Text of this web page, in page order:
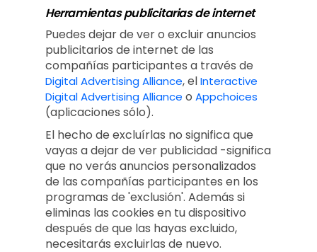
Herramientas publicitarias de internet
Puedes dejar de ver o excluir anuncios
publicitarios de internet de las
compañías participantes a través de
Digital Advertising Alliance, elInteractive
Digital Advertising Alliance o Appchoices
(aplicaciones sólo).
El hecho de excluírlas no significa que
vayas a dejar de ver publicidad -significa
que no verás anuncios personalizados
de las compañías participantes en los
programas de 'exclusión'. Además si
eliminas las cookies en tu dispositivo
después de que las hayas excluido,
necesitarás excluirlas de nuevo.